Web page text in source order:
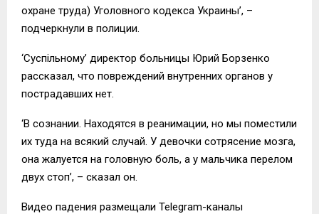
охране труда) Уголовного кодекса Украины’, –
подчеркнули в полиции.
‘Суспільному’ директор больницы Юрий Борзенко
рассказал, что повреждений внутренних органов у
пострадавших нет.
‘В сознании. Находятся в реанимации, но мы поместили
их туда на всякий случай. У девочки сотрясение мозга,
она жалуется на головную боль, а у мальчика перелом
двух стоп’, – сказал он.
Видео падения размещали Telegram-каналы